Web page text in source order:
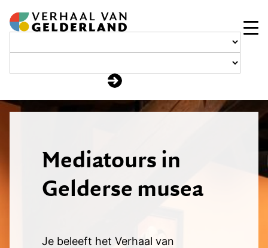
naar
de
inhoud
Mediatours in
Gelderse musea
Je beleeft het Verhaal van